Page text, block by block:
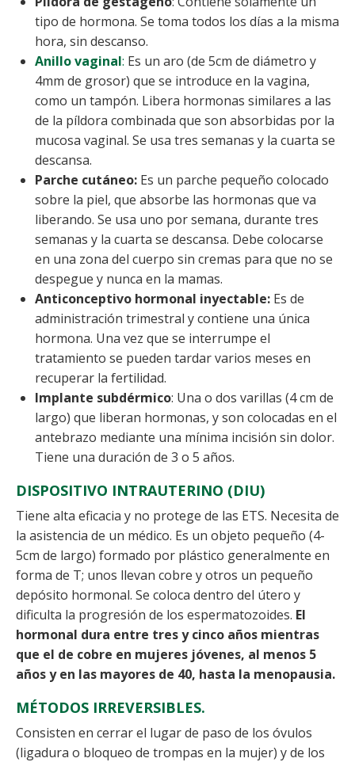
tipo de hormona. Se toma todos los días a la misma
hora, sin descanso.
Anillo vaginal: Es un aro (de 5cm de diámetro y
4mm de grosor) que se introduce en la vagina,
como un tampón. Libera hormonas similares a las
de la píldora combinada que son absorbidas por la
mucosa vaginal. Se usa tres semanas y la cuarta se
descansa.
Parche cutáneo: Es un parche pequeño colocado
sobre la piel, que absorbe las hormonas que va
liberando. Se usa uno por semana, durante tres
semanas y la cuarta se descansa. Debe colocarse
en una zona del cuerpo sin cremas para que no se
despegue y nunca en la mamas.
Anticonceptivo hormonal inyectable: Es de
administración trimestral y contiene una única
hormona. Una vez que se interrumpe el
tratamiento se pueden tardar varios meses en
recuperar la fertilidad.
Implante subdérmico: Una o dos varillas (4 cm de
largo) que liberan hormonas, y son colocadas en el
antebrazo mediante una mínima incisión sin dolor.
Tiene una duración de 3 o 5 años.
DISPOSITIVO INTRAUTERINO (DIU)
Tiene alta eficacia y no protege de las ETS. Necesita de
la asistencia de un médico. Es un objeto pequeño (4-
5cm de largo) formado por plástico generalmente en
forma de T; unos llevan cobre y otros un pequeño
depósito hormonal. Se coloca dentro del útero y
dificulta la progresión de los espermatozoides. El
hormonal dura entre tres y cinco años mientras
que el de cobre en mujeres jóvenes, al menos 5
años y en las mayores de 40, hasta la menopausia.
MÉTODOS IRREVERSIBLES.
Consisten en cerrar el lugar de paso de los óvulos
(ligadura o bloqueo de trompas en la mujer) y de los